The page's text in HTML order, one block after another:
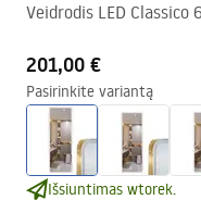
Veidrodis LED Classico
201,00 €
Pasirinkite variantą
Išsiuntimas wtorek.